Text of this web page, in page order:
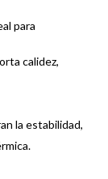
para
calidez,
la estabilidad,